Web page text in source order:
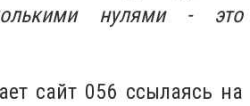
нулями - это
сайт 056 ссылаясь на